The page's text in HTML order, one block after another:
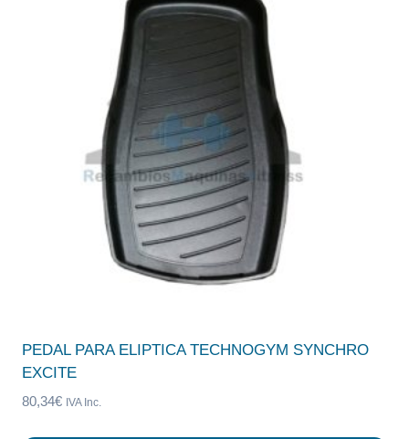
PEDAL PARA ELIPTICA TECHNOGYM SYNCHRO
EXCITE
80,34€ IVA Inc.